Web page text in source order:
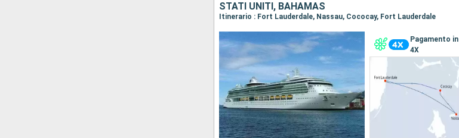
STATI UNITI, BAHAMAS
Itinerario : Fort Lauderdale, Nassau, Cococay, Fort Lauderdale
Pagamento in
4X